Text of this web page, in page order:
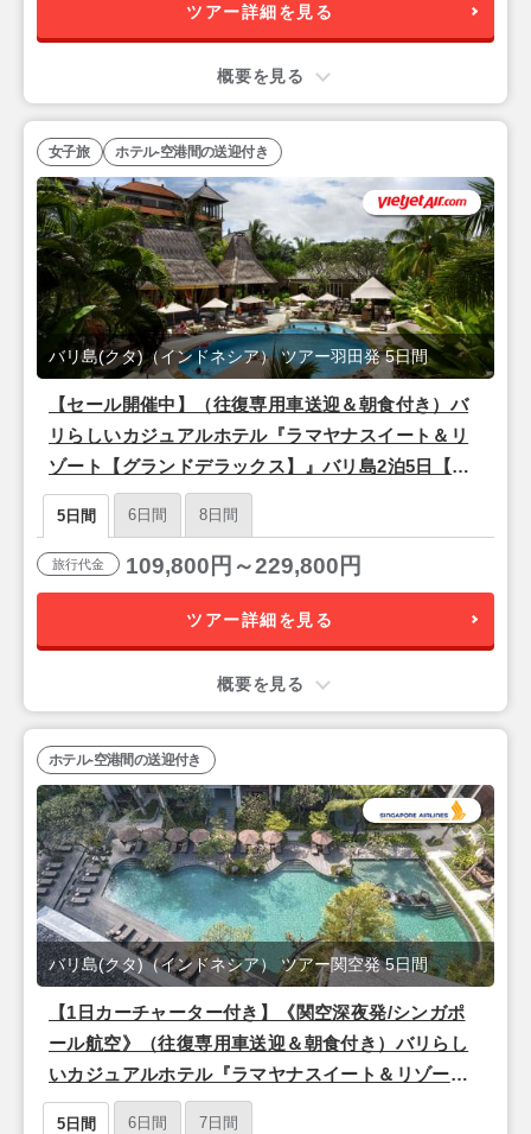
ツアー詳細を見る
概要を見る
【セール開催中】（往復専用車送迎＆朝食付き）バ
リらしいカジュアルホテル『ラマヤナスイート＆リ
ゾート【グランドデラックス】』バリ島2泊5日【ベ
トジェットエア利用/羽田発/成田着】
バリ島(クタ)（インドネシア） ツアー羽田発 5日間
女子旅 ホテル-空港間の送迎付き
5日間 6日間 8日間
旅行代金 109,800円～229,800円
ツアー詳細を見る
概要を見る
【1日カーチャーター付き】《関空深夜発/シンガポ
ール航空》（往復専用車送迎＆朝食付き）バリらし
いカジュアルホテル『ラマヤナスイート＆リゾート
【グランドデラックス】』バリ島5日間
バリ島(クタ)（インドネシア） ツアー関空発 5日間
ホテル-空港間の送迎付き
5日間 6日間 7日間